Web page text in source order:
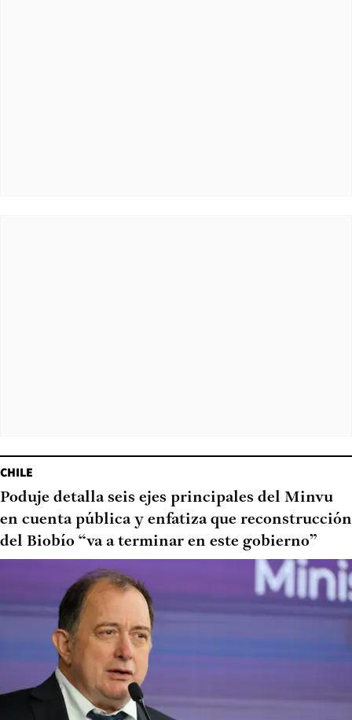
CHILE
Poduje detalla seis ejes principales del Minvu
en cuenta pública y enfatiza que reconstrucción
del Biobío “va a terminar en este gobierno”